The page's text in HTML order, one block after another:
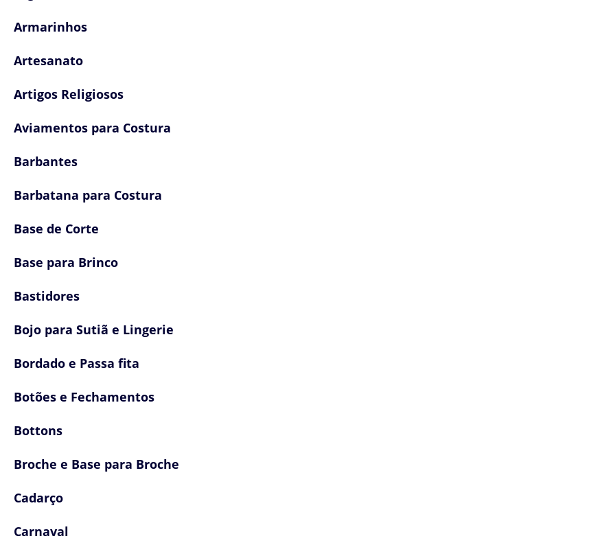
Armarinhos
Artesanato
Artigos Religiosos
Aviamentos para Costura
Barbantes
Barbatana para Costura
Base de Corte
Base para Brinco
Bastidores
Bojo para Sutiã e Lingerie
Bordado e Passa fita
Botões e Fechamentos
Bottons
Broche e Base para Broche
Cadarço
Carnaval